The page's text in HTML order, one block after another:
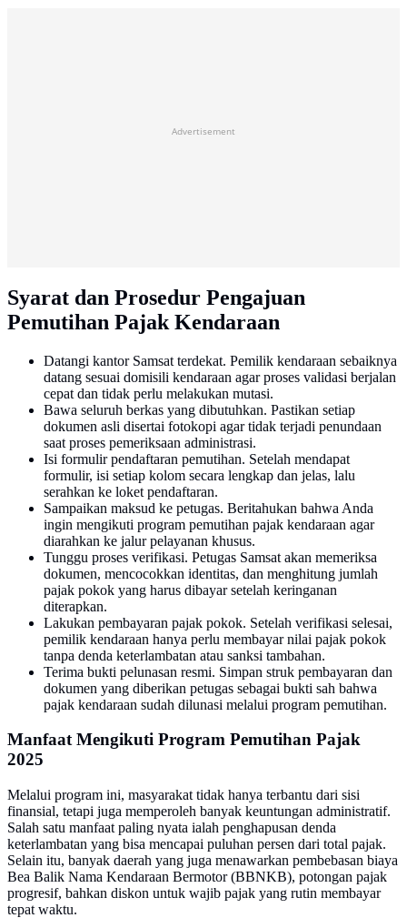
Advertisement
Syarat dan Prosedur Pengajuan
Pemutihan Pajak Kendaraan
Datangi kantor Samsat terdekat. Pemilik kendaraan sebaiknya
datang sesuai domisili kendaraan agar proses validasi berjalan
cepat dan tidak perlu melakukan mutasi.
Bawa seluruh berkas yang dibutuhkan. Pastikan setiap
dokumen asli disertai fotokopi agar tidak terjadi penundaan
saat proses pemeriksaan administrasi.
Isi formulir pendaftaran pemutihan. Setelah mendapat
formulir, isi setiap kolom secara lengkap dan jelas, lalu
serahkan ke loket pendaftaran.
Sampaikan maksud ke petugas. Beritahukan bahwa Anda
ingin mengikuti program pemutihan pajak kendaraan agar
diarahkan ke jalur pelayanan khusus.
Tunggu proses verifikasi. Petugas Samsat akan memeriksa
dokumen, mencocokkan identitas, dan menghitung jumlah
pajak pokok yang harus dibayar setelah keringanan
diterapkan.
Lakukan pembayaran pajak pokok. Setelah verifikasi selesai,
pemilik kendaraan hanya perlu membayar nilai pajak pokok
tanpa denda keterlambatan atau sanksi tambahan.
Terima bukti pelunasan resmi. Simpan struk pembayaran dan
dokumen yang diberikan petugas sebagai bukti sah bahwa
pajak kendaraan sudah dilunasi melalui program pemutihan.
Manfaat Mengikuti Program Pemutihan Pajak
2025
Melalui program ini, masyarakat tidak hanya terbantu dari sisi
finansial, tetapi juga memperoleh banyak keuntungan administratif.
Salah satu manfaat paling nyata ialah penghapusan denda
keterlambatan yang bisa mencapai puluhan persen dari total pajak.
Selain itu, banyak daerah yang juga menawarkan pembebasan biaya
Bea Balik Nama Kendaraan Bermotor (BBNKB), potongan pajak
progresif, bahkan diskon untuk wajib pajak yang rutin membayar
tepat waktu.